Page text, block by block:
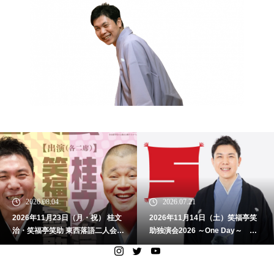
2026.07.21
2026年11月14日（土）笑福亭笑
助独演会2026 ～One Day～
【大阪】
2026.06.05
2026年9月16日（水） 笑福亭笑助
落語会「笑助ぴょんぴょん」その
１ 【愛知】